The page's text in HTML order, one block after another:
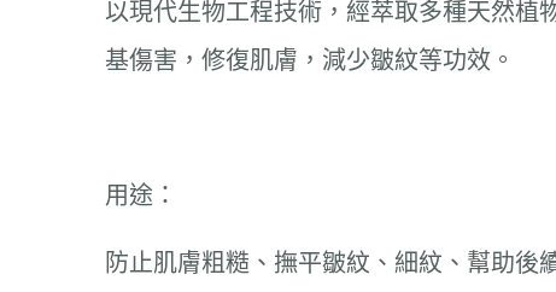
以現代生物工程技術，經萃取多種天然植
基傷害，修復肌膚，減少皺紋等功效 。
用途：
防止肌膚粗糙、撫平皺紋、細紋、幫助後